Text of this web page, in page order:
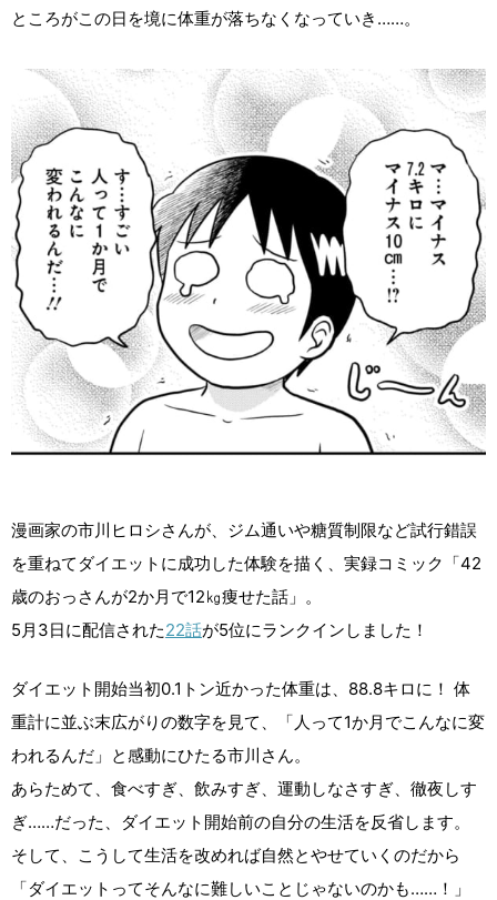
ところがこの日を境に体重が落ちなくなっていき……。
漫画家の市川ヒロシさんが、ジム通いや糖質制限など試行錯誤
を重ねてダイエットに成功した体験を描く、実録コミック「42
歳のおっさんが2か月で12㎏痩せた話」。
5月3日に配信された22話が5位にランクインしました！
ダイエット開始当初0.1トン近かった体重は、88.8キロに！ 体
重計に並ぶ末広がりの数字を見て、「人って1か月でこんなに変
われるんだ」と感動にひたる市川さん。
あらためて、食べすぎ、飲みすぎ、運動しなさすぎ、徹夜しす
ぎ……だった、ダイエット開始前の自分の生活を反省します。
そして、こうして生活を改めれば自然とやせていくのだから
「ダイエットってそんなに難しいことじゃないのかも……！」